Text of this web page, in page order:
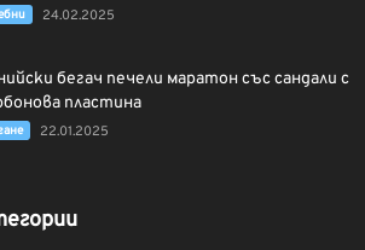
24.02.2025
бегач печели маратон със сандали с
пластина
22.01.2025